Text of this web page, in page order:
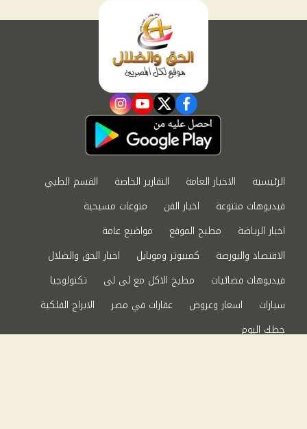
facebook
twitter
youtube
instagram
الرئيسية الاخبار العامة التقارير الخاصة
القسم الطبي
فيديوهات متنوعة
اخبار الفن
منوعات مسيحية
اخبار الرياضة
مطبخ الموقع
مواضيع عامة
الاقتصاد والبورصة
كمبيوتر وموبايل
اخبار الحق والضلال
فيديوهات فضائيات
مطبخ الاكل مع لى لى
تكنولوجيا
سيارات
اسعار وعروض عقارات في مصر
الابراج الفلكية
حظك اليوم